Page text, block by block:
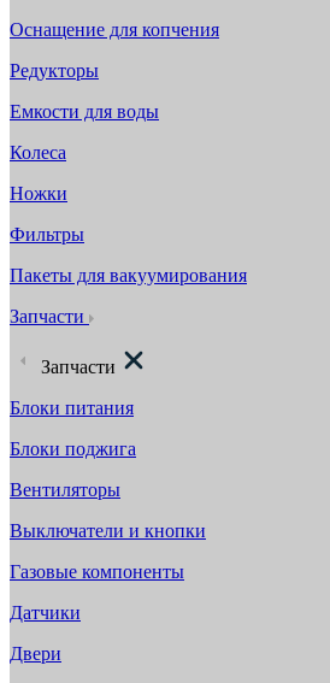
Оснащение для копчения
Редукторы
Емкости для воды
Колеса
Ножки
Фильтры
Пакеты для вакуумирования
Запчасти
Запчасти
Блоки питания
Блоки поджига
Вентиляторы
Выключатели и кнопки
Газовые компоненты
Датчики
Двери